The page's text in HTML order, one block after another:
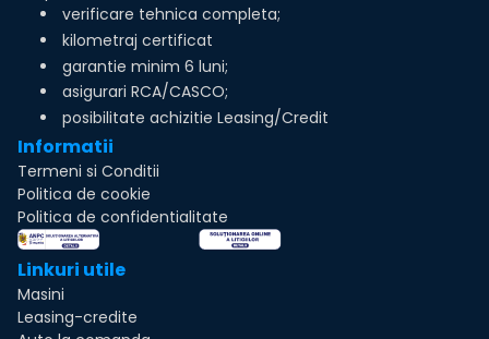
verificare tehnica completa;
kilometraj certificat
garantie minim 6 luni;
asigurari RCA/CASCO;
posibilitate achizitie Leasing/Credit
Informatii
Termeni si Conditii
Politica de cookie
Politica de confidentialitate
Linkuri utile
Masini
Leasing-credite